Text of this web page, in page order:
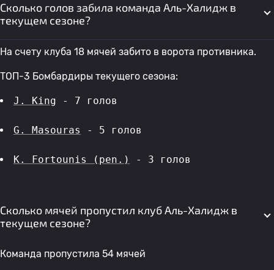
Сколько голов забила команда Аль-Халидж в
текущем сезоне?
На счету клуба 18 мячей забито в ворота противника.
ТОП-3 Бомбардиры текущего сезона:
J. King - 7 голов
G. Masouras - 5 голов
K. Fortounis (pen.) - 3 голов
Сколько мячей пропустил клуб Аль-Халидж в
текущем сезоне?
Команда пропустила 54 мячей